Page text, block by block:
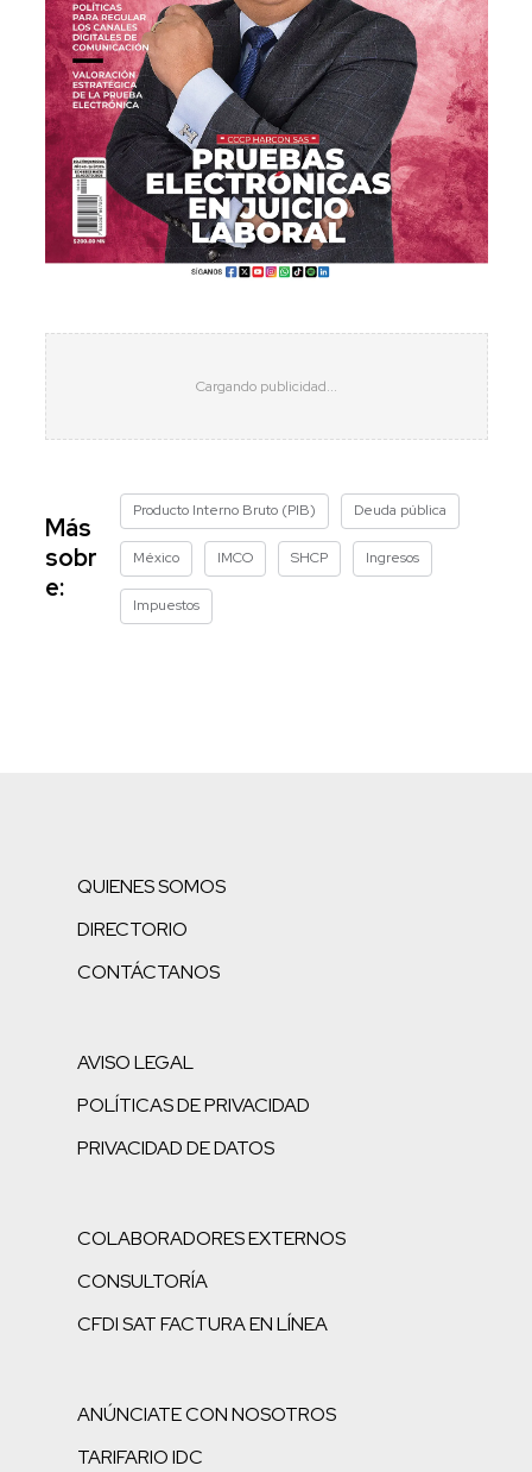
Más
sobr
e:
Producto Interno Bruto (PIB) Deuda pública
México IMCO SHCP Ingresos
Impuestos
QUIENES SOMOS
DIRECTORIO
CONTÁCTANOS
AVISO LEGAL
POLÍTICAS DE PRIVACIDAD
PRIVACIDAD DE DATOS
COLABORADORES EXTERNOS
CONSULTORÍA
CFDI SAT FACTURA EN LÍNEA
ANÚNCIATE CON NOSOTROS
TARIFARIO IDC